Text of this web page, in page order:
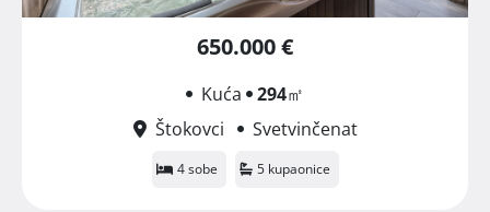
650.000 €
Kuća 294㎡
Štokovci
Svetvinčenat
4 sobe 5 kupaonice